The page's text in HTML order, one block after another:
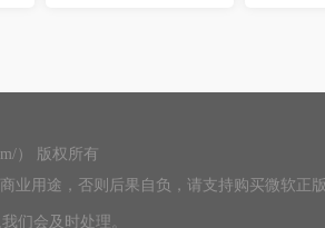
） 版权所有
业用途，否则后果自负，请支持购买微软正版
们会及时处理。